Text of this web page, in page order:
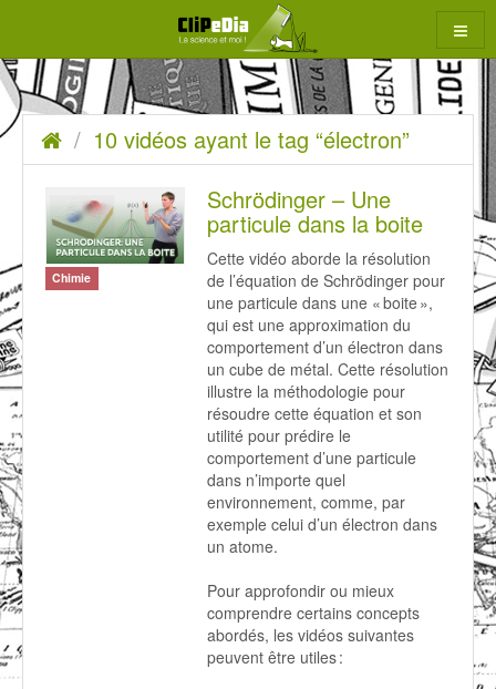
contenu
10
vidéos
ayant
le
tag
“électron”
Accueil10 vidéos ayant le tag “électron”
Chimie
Schrödinger – Une
particule dans la boite
Cette vidéo aborde la résolution
de l’équation de Schrödinger pour
une particule dans une « boite »,
qui est une approximation du
comportement d’un électron dans
un cube de métal. Cette résolution
illustre la méthodologie pour
résoudre cette équation et son
utilité pour prédire le
comportement d’une particule
dans n’importe quel
environnement, comme, par
exemple celui d’un électron dans
un atome.
Pour approfondir ou mieux
comprendre certains concepts
abordés, les vidéos suivantes
peuvent être utiles :